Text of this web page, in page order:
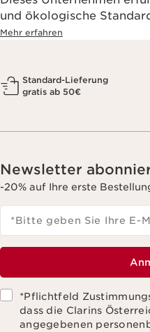
und ökologische
Mehr erfahren
Standard-Lieferung
gratis ab 50€
Newsletter
-20% auf Ihre erste
*Bitte geben Sie Ihre E-
*Pflichtfeld
dass die Clarins
angegebenen